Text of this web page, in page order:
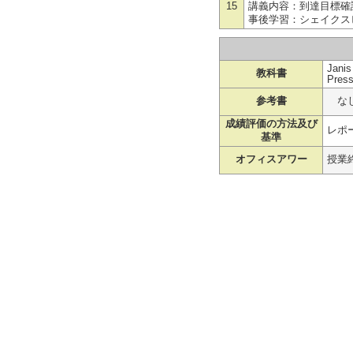
15
講義内容：到達目標確
事後学習：シェイク
教科書
参考書
な
成績評価の方法及び
基準
レポ
オフィスアワー 授業